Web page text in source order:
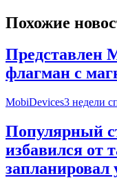
Похожие
Представлен
флагман с
MobiDevices3 недели
Популярный
избавился от
запланировал